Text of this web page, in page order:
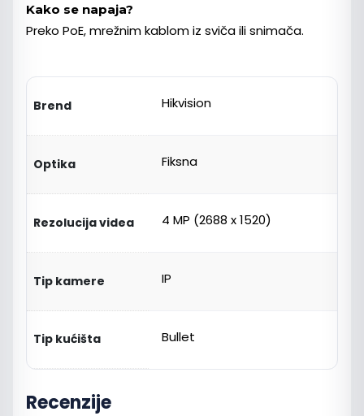
Kako se napaja?
Preko PoE, mrežnim kablom iz sviča ili snimača.
Brend Hikvision
Optika Fiksna
Rezolucija videa 4 MP (2688 x 1520)
Tip kamere IP
Tip kućišta Bullet
Recenzije